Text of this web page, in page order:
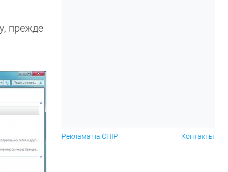
прежде
Реклама на CHIP Контакты